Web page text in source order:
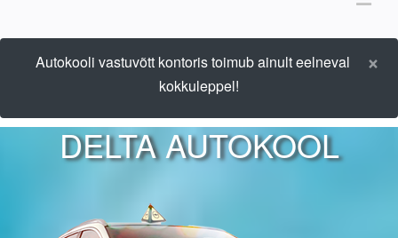
×
Autokooli vastuvõtt kontoris toimub ainult eelneval
kokkuleppel!
DELTA AUTOKOOL